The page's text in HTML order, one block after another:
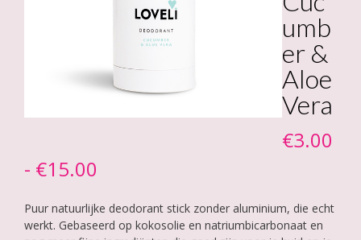
umb
er &
Aloe
Vera
€3.00
- €15.00
€3.00
tot
Puur natuurlijke deodorant stick zonder aluminium, die echt
werkt. Gebaseerd op kokosolie en natriumbicarbonaat en